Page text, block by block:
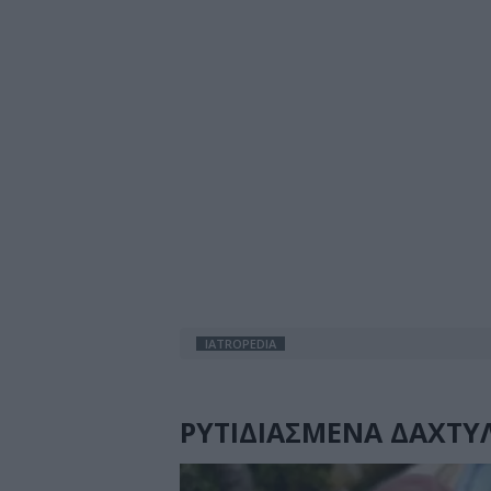
IATROPEDIA
ΡΥΤΙΔΙΑΣΜΕΝΑ